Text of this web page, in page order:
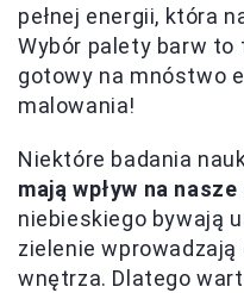
pełnej energii, która
Wybór palety barw to
gotowy na mnóstwo
malowania!
Niektóre badania
mają wpływ na
niebieskiego bywają
zielenie
wnętrza. Dlatego